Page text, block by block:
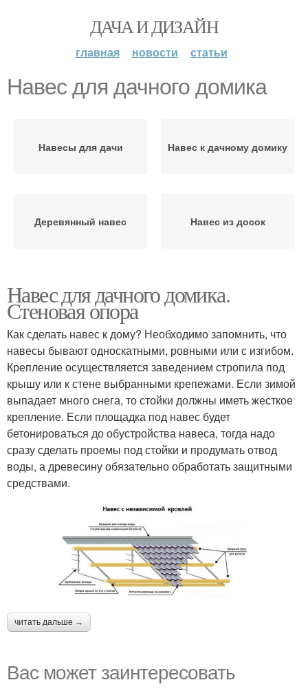
ДАЧА И ДИЗАЙН
главная новости статьи
Навес для дачного домика
Навесы для дачи Навес к дачному домику
Деревянный навес Навес из досок
Навес для дачного домика.
Стеновая опора
Как сделать навес к дому? Необходимо запомнить, что
навесы бывают односкатными, ровными или с изгибом.
Крепление осуществляется заведением стропила под
крышу или к стене выбранными крепежами. Если зимой
выпадает много снега, то стойки должны иметь жесткое
крепление. Если площадка под навес будет
бетонироваться до обустройства навеса, тогда надо
сразу сделать проемы под стойки и продумать отвод
воды, а древесину обязательно обработать защитными
средствами.
читать дальше →
Вас может заинтересовать